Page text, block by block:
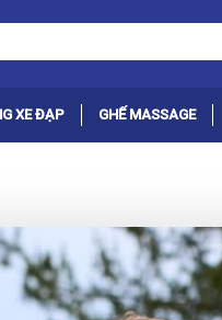
XE ĐẠP GHẾ MASSAGE